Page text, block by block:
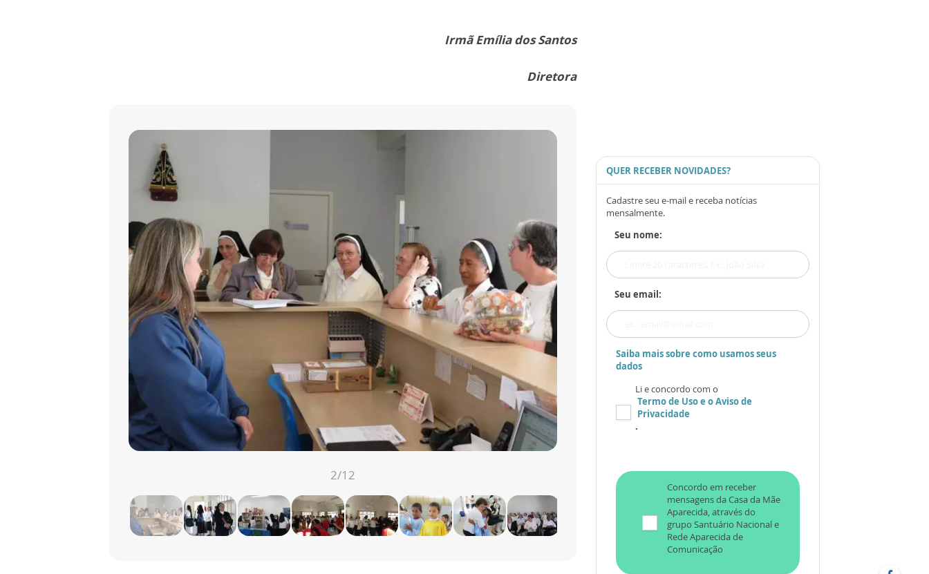
Irmã Emília dos Santos
Diretora
3/12
QUER RECEBER NOVIDADES?
Cadastre seu e-mail e receba notícias
mensalmente.
Seu nome:
Seu email:
Saiba mais sobre como usamos seus
dados
Li e concordo com o
Termo de Usoe oAviso de
Privacidade
.
Concordo em receber
mensagens da Casa da Mãe
Aparecida, através do
grupo Santuário Nacional e
Rede Aparecida de
Comunicação